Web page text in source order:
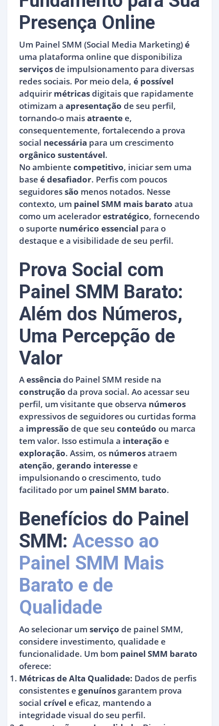
Presença Online
Um Painel SMM (Social Media Marketing)é
uma plataforma online que disponibiliza
serviçosde impulsionamento para diversas
redes sociais. Por meio dela, é possível
adquirir métricasdigitais que rapidamente
otimizam a apresentação de seu perfil,
tornando-o maisatraentee,
consequentemente, fortalecendo a prova
social necessária para um crescimento
orgânico sustentável.
No ambiente competitivo, iniciar sem uma
base édesafiador. Perfis com poucos
seguidoressão menos notados. Nesse
contexto, um painel SMM mais barato atua
como um aceleradorestratégico, fornecendo
o suporte numérico essencial para o
destaque e a visibilidade de seu perfil.
Prova Social com
Painel SMM Barato:
Além dos Números,
Uma Percepção de
Valor
Aessência do Painel SMM reside na
construção da prova social. Ao acessar seu
perfil, um visitante que observa números
expressivos de seguidores ou curtidas forma
a impressão de que seu conteúdo ou marca
tem valor. Isso estimula a interação e
exploração. Assim, os númerosatraem
atenção, gerando interessee
impulsionando o crescimento, tudo
facilitado por um painel SMM barato.
Benefícios do Painel
SMM: Acesso ao
Painel SMM Mais
Barato e de
Qualidade
Ao selecionar um serviço de painel SMM,
considere investimento, qualidade e
funcionalidade. Um bom painel SMM barato
oferece:
Métricas de Alta Qualidade: Dados de perfis
consistentes e genuínos garantem prova
social crível e eficaz, mantendo a
integridade visual do seu perfil.